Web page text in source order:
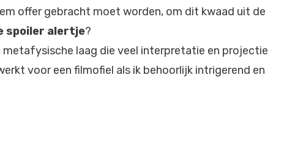
offer gebracht moet worden, om dit kwaad uit de
spoiler alertje?
laag die veel interpretatie en projectie
voor een filmofiel als ik behoorlijk intrigerend en